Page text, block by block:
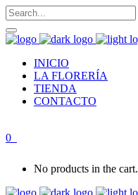
INICIO
LA FLORERÍA
TIENDA
CONTACTO
0
No products in the cart.